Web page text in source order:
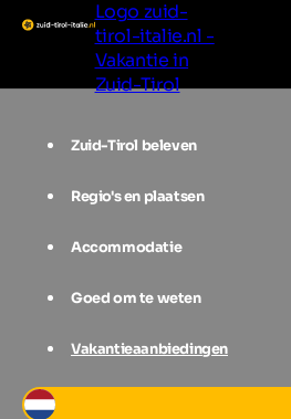
Logo zuid-
tirol-italie.nl -
Vakantie in
Zuid-Tirol
Zuid-Tirol beleven
Regio's en plaatsen
Accommodatie
Goed om te weten
Vakantieaanbiedingen